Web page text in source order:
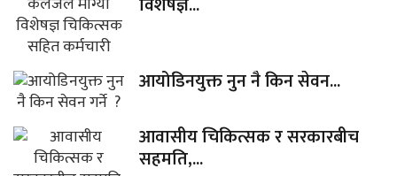
आयोडिनयुक्त नुन नै किन सेवन...
आवासीय चिकित्सक र सरकारबीच
सहमति,...